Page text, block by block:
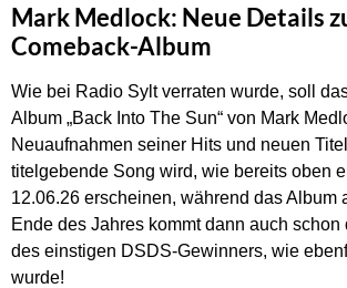
Mark Medlock: Neue Details
Comeback-Album
Wie bei Radio Sylt verraten wurde, soll
Album „Back Into The Sun“ von Mark
Neuaufnahmen seiner Hits und neuen
titelgebende Song wird, wie bereits oben
12.06.26 erscheinen, während das Album
Ende des Jahres kommt dann auch schon
des einstigen DSDS-Gewinners, wie
wurde!